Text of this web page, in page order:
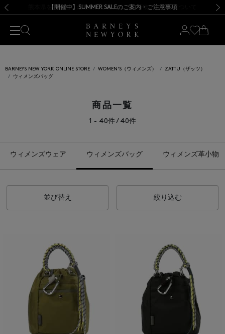
熊本県を中心とした地震の影響によるお荷物のお届けについて
【開催中】SUMMER SALEのご案内・ご注意事項
BARNEYS NEW YORK ONLINE STORE WOMEN'S（ウィメンズ）
ZATTU（ザッツ）
ウィメンズバッグ
商品一覧
1 - 40件 / 40件
ウィメンズウェア ウィメンズバッグ ウィメンズ革小物
並び替え 絞り込む